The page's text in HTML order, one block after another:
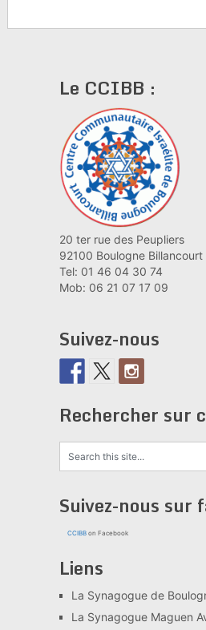
Le CCIBB :
20 ter rue des Peupliers
92100 Boulogne Billancourt
Tel: 01 46 04 30 74
Mob: 06 21 07 17 09
Suivez-nous
Rechercher sur
Suivez-nous sur
CCIBBon Facebook
Liens
La Synagogue de
La Synagogue Maguen